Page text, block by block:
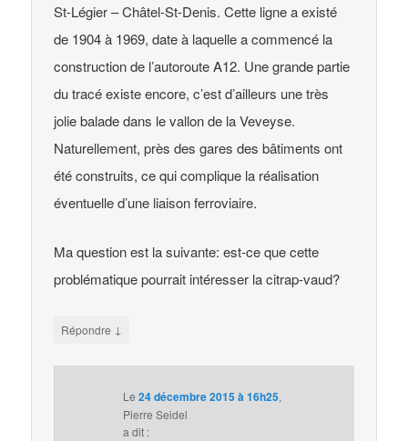
St-Légier – Châtel-St-Denis. Cette ligne a existé
de 1904 à 1969, date à laquelle a commencé la
construction de l’autoroute A12. Une grande partie
du tracé existe encore, c’est d’ailleurs une très
jolie balade dans le vallon de la Veveyse.
Naturellement, près des gares des bâtiments ont
été construits, ce qui complique la réalisation
éventuelle d’une liaison ferroviaire.
Ma question est la suivante: est-ce que cette
problématique pourrait intéresser la citrap-vaud?
Répondre ↓
Le 24 décembre 2015 à 16h25,
Pierre Seidel
a dit :